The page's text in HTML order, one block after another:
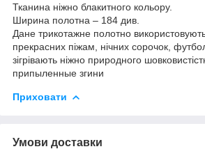
Тканина ніжно блакитного кольору.
Ширина полотна – 184 див.
Дане трикотажне полотно
прекрасних піжам, нічних сорочок,
зігрівають ніжно природного
припыленные згини
Приховати
Умови доставки